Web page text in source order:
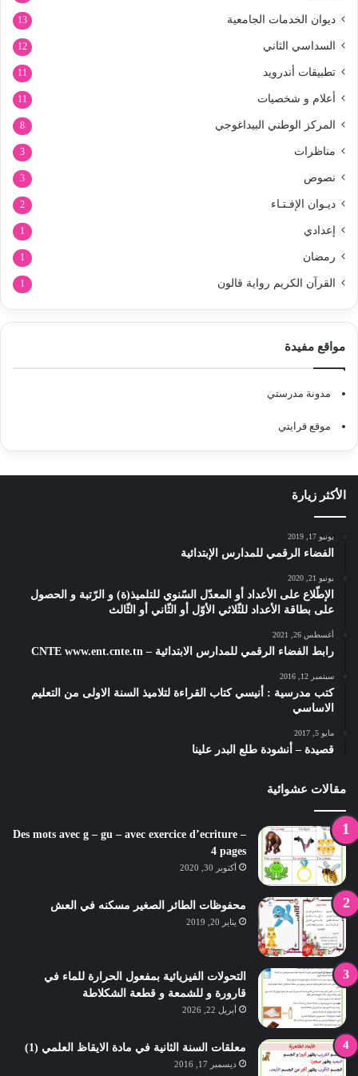
ديوان الخدمات الجامعية 13
السداسي الثاني 12
تطبيقات أندرويد 11
أعلام و شخصيات 11
المركز الوطني البيداغوجي 8
مناظرات 3
نصوص 3
ديـوان الإفـتـاء 2
إعدادي 1
رمضان 1
القرآن الكريم رواية قالون 1
مواقع مفيدة
مدونة مدرستي
موقع قرايتي
الأكثر زيارة
يونيو 17, 2019
الفضاء الرقمي للمدارس الإبتدائية
يونيو 21, 2020
الإطّلاع على الأعداد أو المعدّل السّنوي للتلميذ(ة) و الرّتبة و الحصول
على بطاقة الأعداد للثّلاثي الأوّل أو الثّاني أو الثّالث
أغسطس 26, 2021
رابط الفضاء الرقمي للمدارس الابتدائية – CNTE www.ent.cnte.tn
سبتمبر 12, 2016
كتب مدرسية : أنيسي كتاب القراءة لتلاميذ السنة الاولى من التعليم
الاساسي
مايو 5, 2017
قصيدة – أنشودة طلع البدر علينا
مقالات عشوائية
Des mots avec g – gu – avec exercice d’ecriture –
4 pages
أكتوبر 30, 2020
محفوظات الطائر الصغير مسكنه في العش
يناير 20, 2019
التحولات الفيزيائية بمفعول الحرارة للماء في
قارورة و للشمعة و قطعة الشكلاطة
أبريل 22, 2026
معلقات السنة الثانية في مادة الايقاظ العلمي (1)
ديسمبر 17, 2016